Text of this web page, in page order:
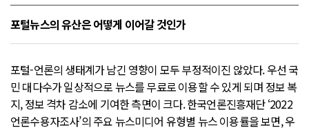
포털뉴스의 유산은 어떻게 이어갈 것인가
포털-언론의 생태계가 남긴 영향이 모두 부정적이진 않았다. 우선 국
민 대다수가 일상적으로 뉴스를 무료로 이용할 수 있게 되며 정보 복
지, 정보 격차 감소에 기여한 측면이 크다. 한국언론진흥재단 ‘2022
언론수용자조사’의 주요 뉴스미디어 유형별 뉴스 이용률을 보면, 우